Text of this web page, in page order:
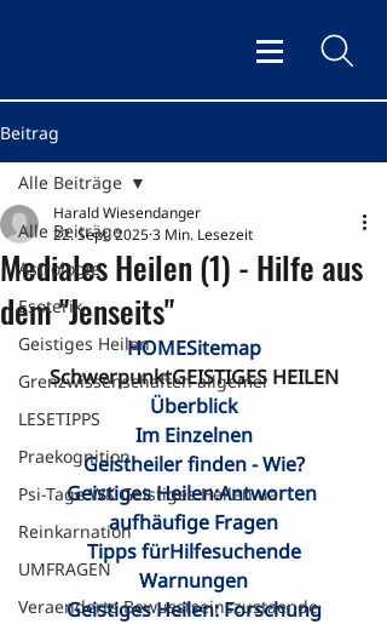
Beitrag
Alle Beiträge
Astrologie
Esoterik
Geistiges Heilen
Grenzwissenschaften allgemei
LESETIPPS
Praekognition
Psi-Tage WK Geistiges Heilen ua
Reinkarnation
UMFRAGEN
Veraenderte Bewusstseinszustaende
Alle Beiträge
Mediales Heilen (1) - Hilfe aus
dem "Jenseits"
Harald Wiesendanger
22. Sept. 20253 Min. Lesezeit
HOMESitemap
SchwerpunktGEISTIGES HEILEN
Überblick
Im Einzelnen
Geistheiler finden - Wie?
Geistiges Heilen:Antworten
aufhäufige Fragen
Tipps fürHilfesuchende
Warnungen
Geistiges Heilen: Forschung